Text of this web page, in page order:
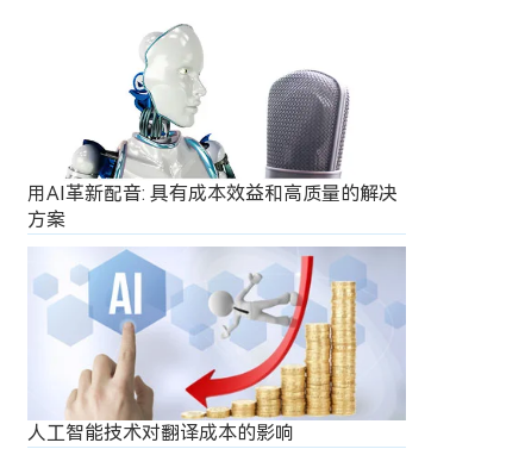
用AI革新配音: 具有成本效益和高质量的解决
方案
人工智能技术对翻译成本的影响